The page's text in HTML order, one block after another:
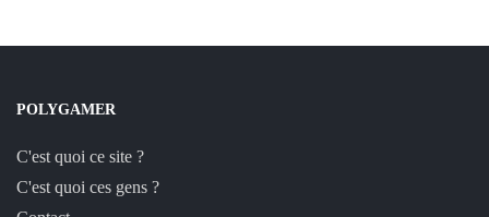
POLYGAMER
C'est quoi ce site ?
C'est quoi ces gens ?